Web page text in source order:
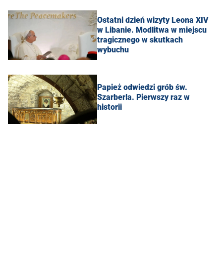
Ostatni dzień wizyty Leona XIV
w Libanie. Modlitwa w miejscu
tragicznego w skutkach
wybuchu
Papież odwiedzi grób św.
Szarberla. Pierwszy raz w
historii